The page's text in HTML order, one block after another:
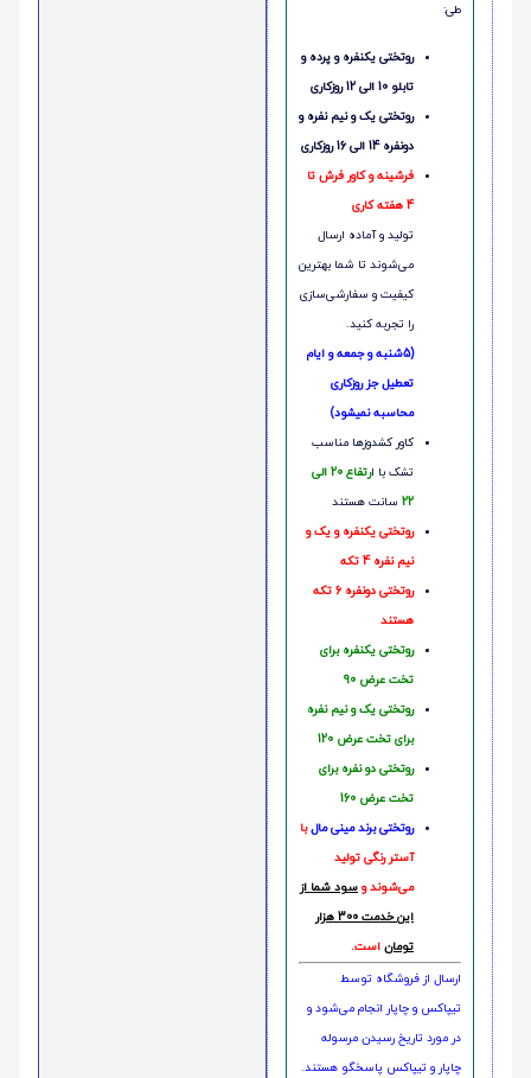
طی:
روتختی یکنفره و پرده و
تابلو 10 الی 12 روزکاری
روتختی یک و نیم نفره و
دونفره 14 الی 16 روزکاری
فرشینه و کاور فرش تا
4 هفته کاری
تولید و آماده ارسال
می‌شوند تا شما بهترین
کیفیت و سفارشی‌سازی
را تجربه کنید.
(5شنبه و جمعه و ایام
تعطیل جز روزکاری
محاسبه نمیشود)
کاور کشدوزها مناسب
تشک با ا
رتفاع 20 الی
22 سانت هستند
روتختی یکنفره و یک و
نیم نفره 4 تکه
روتختی دونفره 6 تکه
هستند
روتختی یکنفره برای
تخت عرض 90
روتختی یک و نیم نفره
برای تخت عرض 120
روتختی دو نفره برای
تخت عرض 160
روتختی‌ برند مینی مالبا
آستر رنگی تولید
می‌شوند و سود شما از
این خدمت 300 هزار
تومان است.
ارسال از فروشگاه توسط
تیپاکس و چاپار انجام می‌شود و
در مورد تاریخ رسیدن مرسوله
چاپار و تیپاکس پاسخگو هستند.